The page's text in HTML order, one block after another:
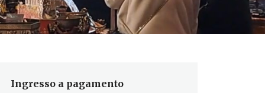
Ingresso a pagamento